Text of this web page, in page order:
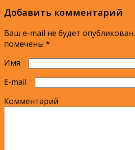
Добавить комментарий
Ваш e-mail не будет опубликован.
помечены *
Имя *
E-mail *
Комментарий